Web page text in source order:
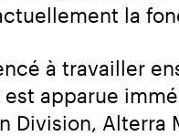
la
à travailler
apparue
Division,